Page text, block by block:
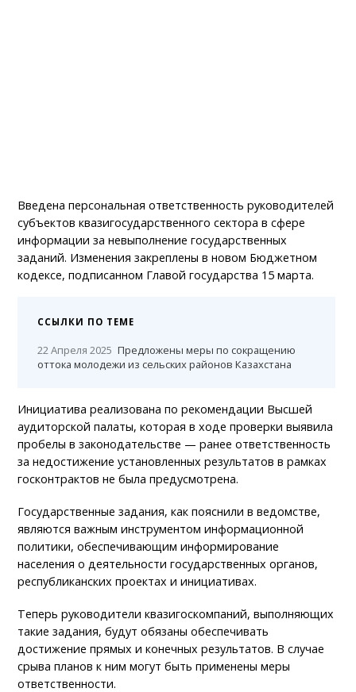
Введена персональная ответственность руководителей
субъектов квазигосударственного сектора в сфере
информации за невыполнение государственных
заданий. Изменения закреплены в новом Бюджетном
кодексе, подписанном Главой государства 15 марта.
ССЫЛКИ ПО ТЕМЕ
22 Апреля 2025 Предложены меры по сокращению
оттока молодежи из сельских районов Казахстана
Инициатива реализована по рекомендации Высшей
аудиторской палаты, которая в ходе проверки выявила
пробелы в законодательстве — ранее ответственность
за недостижение установленных результатов в рамках
госконтрактов не была предусмотрена.
Государственные задания, как пояснили в ведомстве,
являются важным инструментом информационной
политики, обеспечивающим информирование
населения о деятельности государственных органов,
республиканских проектах и инициативах.
Теперь руководители квазигоскомпаний, выполняющих
такие задания, будут обязаны обеспечивать
достижение прямых и конечных результатов. В случае
срыва планов к ним могут быть применены меры
ответственности.